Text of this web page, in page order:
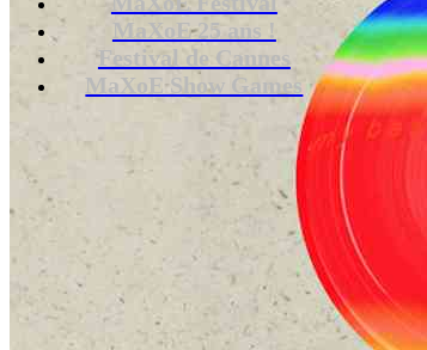
MaXoE 25 ans !
Festival de Cannes
MaXoE Show Games